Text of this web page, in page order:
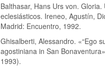
Balthasar, Hans Urs von.
eclesiásticos. Ireneo, Agustín,
Madrid: Encuentro, 1992.
Ghisalberti, Alessandro. «“Ego
agostiniana in San
1993).